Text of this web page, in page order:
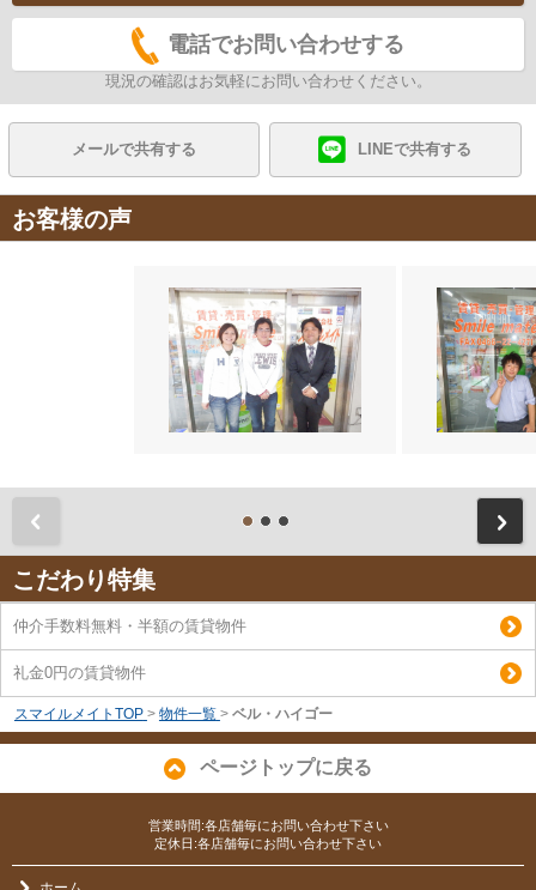
電話でお問い合わせする
現況の確認はお気軽にお問い合わせください。
メールで共有する LINEで共有する
お客様の声
こだわり特集
仲介手数料無料・半額の賃貸物件
礼金0円の賃貸物件
スマイルメイトTOP > 物件一覧 > ベル・ハイゴー
ページトップに戻る
営業時間:各店舗毎にお問い合わせ下さい
定休日:各店舗毎にお問い合わせ下さい